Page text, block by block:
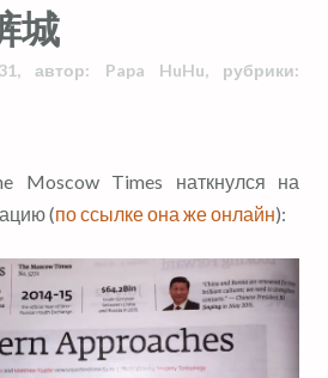
城
, автор: Papa HuHu,рубрики:
(по ссылке она же онлайн):